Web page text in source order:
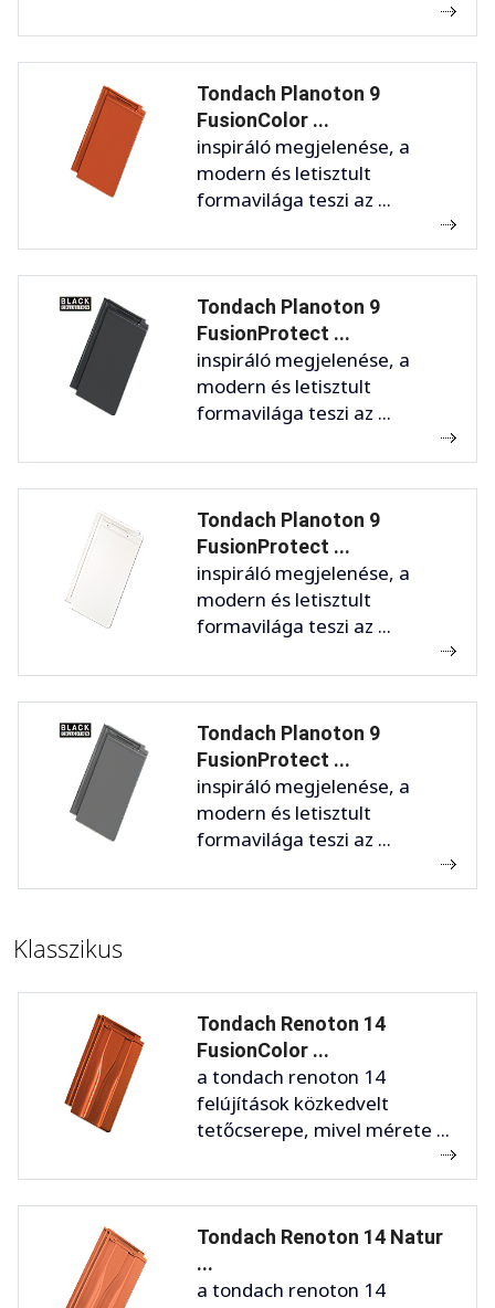
Tondach Planoton 9
FusionColor ...
inspiráló megjelenése, a
modern és letisztult
formavilága teszi az ...
Tondach Planoton 9
FusionProtect ...
inspiráló megjelenése, a
modern és letisztult
formavilága teszi az ...
Tondach Planoton 9
FusionProtect ...
inspiráló megjelenése, a
modern és letisztult
formavilága teszi az ...
Tondach Planoton 9
FusionProtect ...
inspiráló megjelenése, a
modern és letisztult
formavilága teszi az ...
Klasszikus
Tondach Renoton 14
FusionColor ...
a tondach renoton 14
felújítások közkedvelt
tetőcserepe, mivel mérete ...
Tondach Renoton 14 Natur
...
a tondach renoton 14